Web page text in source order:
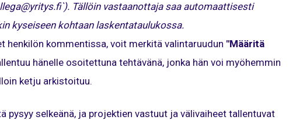
Tällöin vastaanottaja saa automaattisesti
kyseiseen kohtaan laskentataulukossa.
henkilön kommentissa, voit merkitä valintaruudun "Määritä
hänelle osoitettuna tehtävänä, jonka hän voi myöhemmin
ketju arkistoituu.
pysyy selkeänä, ja projektien vastuut ja välivaiheet tallentuvat